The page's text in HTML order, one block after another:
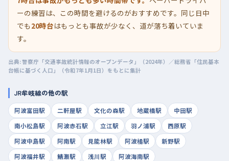
ーの練習は、この時間を避けるのがおすすめです。同じ日中
でも 20時台はもっとも事故が少なく、道が落ち着いていま
す。
出典: 警察庁「交通事故統計情報のオープンデータ」（2024年）／総務省「住民基本
台帳に基づく人口」（令和7年1月1日）をもとに集計
JR牟岐線の他の駅
阿波富田駅 二軒屋駅 文化の森駅 地蔵橋駅
中田駅
南小松島駅
阿波赤石駅 立江駅 羽ノ浦駅
西原駅
阿波中島駅
阿南駅 見能林駅 阿波橘駅
新野駅
阿波福井駅
鯖瀬駅 浅川駅 阿波海南駅